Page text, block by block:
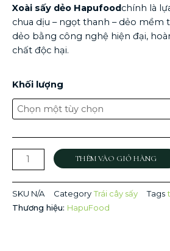
Xoài sấy dẻo Hapufoodchính là
chua dịu – ngọt thanh – dẻo mềm
dẻo bằng công nghệ hiện đại,
chất độc hại.
Khối lượng
Xoài
sấy
dẻo
lượng
THÊM VÀO GIỎ HÀNG
SKU N/A Category Trái cây sấy Tags
Thương hiệu: HapuFood